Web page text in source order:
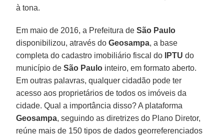
à tona.
Em maio de 2016, a Prefeitura deSão Paulo
disponibilizou, através doGeosampa, a base
completa do cadastro imobiliário fiscal do
IPTU do
município deSão Paulo inteiro, em formato aberto.
Em outras palavras, qualquer cidadão pode ter
acesso aos proprietários de todos os imóveis da
cidade. Qual a importância disso? A plataforma
Geosampa, seguindo as diretrizes do Plano Diretor,
reúne mais de 150 tipos de dados georreferenciados